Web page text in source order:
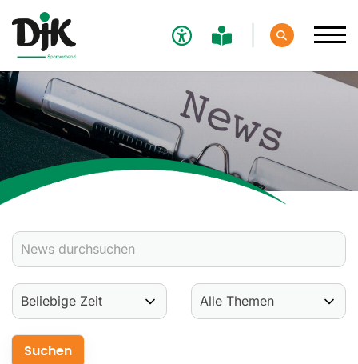
Verband
Aktuelles
Verbands-News
Termine
Verantwortung